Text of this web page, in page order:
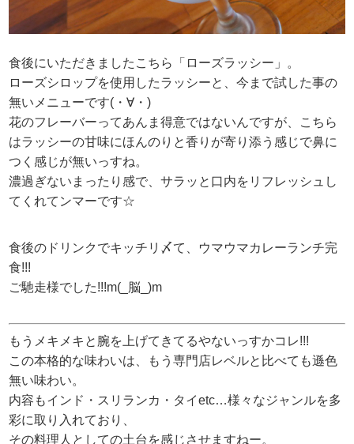
食後にいただきましたこちら「ローズラッシー」。
ローズシロップを使用したラッシーと、今まで試した事の
無いメニューです(・∀・)
花のフレーバーってあんま得意ではないんですが、こちら
はラッシーの甘味にほんのりと香りが寄り添う感じで鼻に
つく感じが無いっすね。
濃過ぎないまったり感で、サラッと口内をリフレッシュし
てくれてンマーです☆
食後のドリンクでキッチリ〆て、ウマウマカレーランチ完
食!!!
ご馳走様でした!!!m(_脳_)m
もうメキメキと腕を上げてきてるやないっすかコレ!!!
この本格的な味わいは、もう専門店レベルと比べても遜色
無い味わい。
内容もインド・スリランカ・タイetc…様々なジャンルを多
彩に取り入れており、
その料理人としての土台を感じさせますねー。